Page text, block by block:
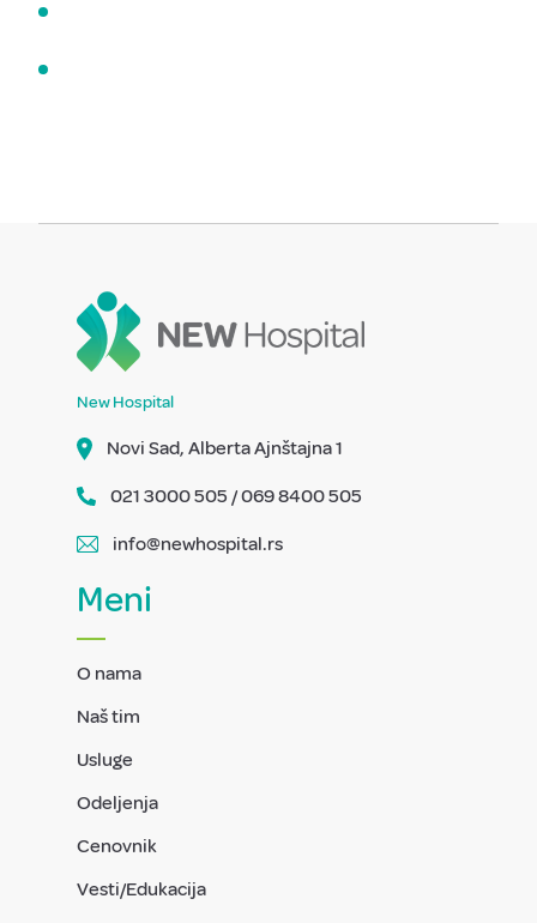
New Hospital
Novi Sad, Alberta Ajnštajna 1
021 3000 505 / 069 8400 505
info@newhospital.rs
Meni
O nama
Naš tim
Usluge
Odeljenja
Cenovnik
Vesti/Edukacija